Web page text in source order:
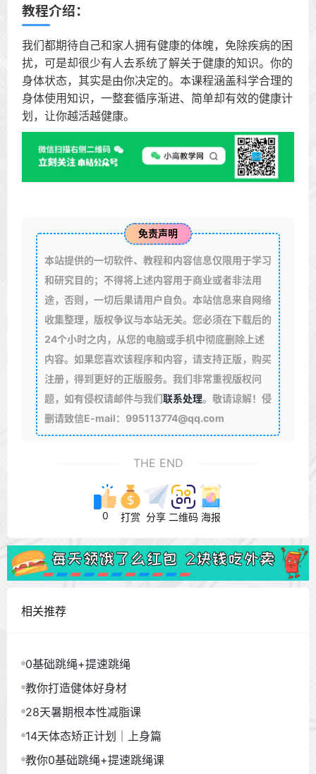
教程介绍：
我们都期待自己和家人拥有健康的体魄，免除疾病的困
扰，可是却很少有人去系统了解关于健康的知识。你的
身体状态，其实是由你决定的。本课程涵盖科学合理的
身体使用知识，一整套循序渐进、简单却有效的健康计
划，让你越活越健康。
免责声明
本站提供的一切软件、教程和内容信息仅限用于学习
和研究目的；不得将上述内容用于商业或者非法用
途，否则，一切后果请用户自负。本站信息来自网络
收集整理，版权争议与本站无关。您必须在下载后的
24个小时之内，从您的电脑或手机中彻底删除上述
内容。如果您喜欢该程序和内容，请支持正版，购买
注册，得到更好的正版服务。我们非常重视版权问
题，如有侵权请邮件与我们联系处理。敬请谅解！侵
删请致信E-mail：995113774@qq.com
THE END
0 打赏 分享 二维码 海报
相关推荐
0基础跳绳+提速跳绳
教你打造健体好身材
28天暑期根本性减脂课
14天体态矫正计划｜上身篇
教你0基础跳绳+提速跳绳课